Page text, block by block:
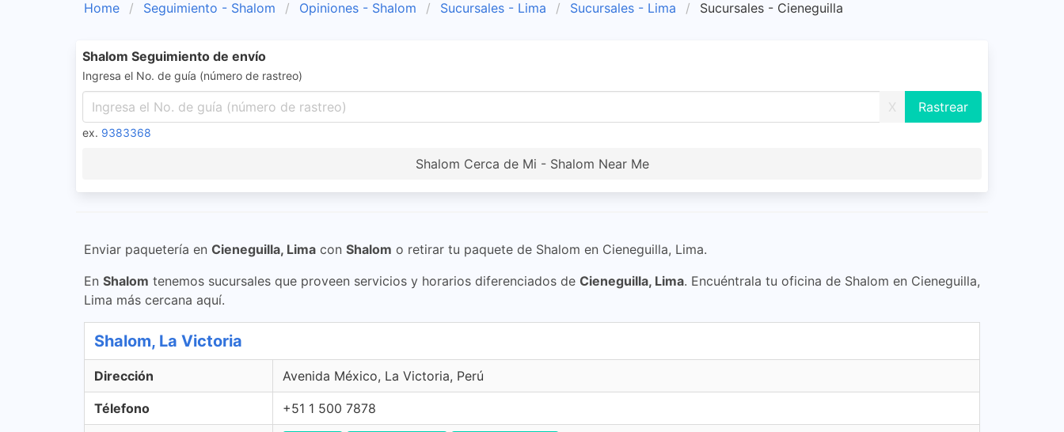
Home Seguimiento - Shalom Opiniones - Shalom Sucursales - Lima Sucursales - Lima Sucursales - Cieneguilla
Shalom Seguimiento de envío
Ingresa el No. de guía (número de rastreo)
X
ex. 9383368
Shalom Cerca de Mi - Shalom Near Me
Enviar paquetería en Cieneguilla, Lima con Shalom o retirar tu paquete de Shalom en Cieneguilla, Lima.
En Shalom tenemos sucursales que proveen servicios y horarios diferenciados de Cieneguilla, Lima. Encuéntrala tu oficina de Shalom en Cieneguilla,
Lima más cercana aquí.
Shalom, La Victoria
Dirección Avenida México, La Victoria, Perú
Télefono +51 1 500 7878